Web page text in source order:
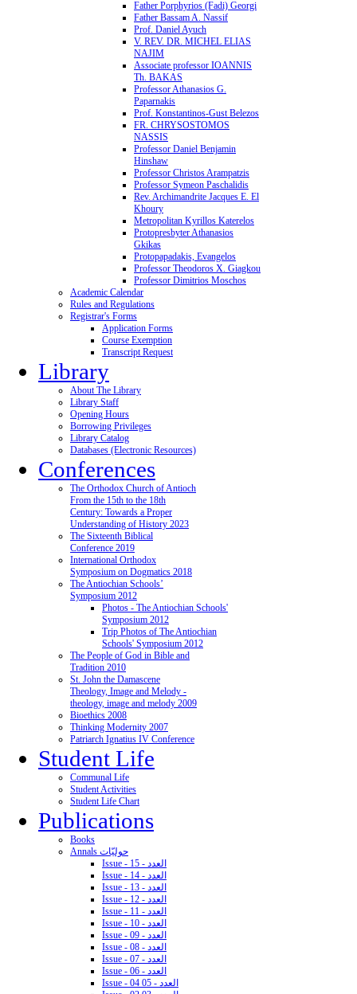
Father Porphyrios (Fadi) Georgi
Father Bassam A. Nassif
Prof. Daniel Ayuch
V. REV. DR. MICHEL ELIAS
NAJIM
Associate professor IOANNIS
Th. BAKAS
Professor Athanasios G.
Paparnakis
Prof. Konstantinos-Gust Belezos
FR. CHRYSOSTOMOS
NASSIS
Professor Daniel Benjamin
Hinshaw
Professor Christos Arampatzis
Professor Symeon Paschalidis
Rev. Archimandrite Jacques E. El
Khoury
Metropolitan Kyrillos Katerelos
Protopresbyter Athanasios
Gkikas
Protopapadakis, Evangelos
Professor Theodoros X. Giagkou
Professor Dimitrios Moschos
Academic Calendar
Rules and Regulations
Registrar's Forms
Application Forms
Course Exemption
Transcript Request
Library
About The Library
Library Staff
Opening Hours
Borrowing Privileges
Library Catalog
Databases (Electronic Resources)
Conferences
The Orthodox Church of Antioch
From the 15th to the 18th
Century: Towards a Proper
Understanding of History 2023
The Sixteenth Biblical
Conference 2019
International Orthodox
Symposium on Dogmatics 2018
The Antiochian Schools’
Symposium 2012
Photos - The Antiochian Schools'
Symposium 2012
Trip Photos of The Antiochian
Schools' Symposium 2012
The People of God in Bible and
Tradition 2010
St. John the Damascene
Theology, Image and Melody -
theology, image and melody 2009
Bioethics 2008
Thinking Modernity 2007
Patriarch Ignatius IV Conference
Student Life
Communal Life
Student Activities
Student Life Chart
Publications
Books
Annals حوليّات
Issue - 15 - العدد
Issue - 14 - العدد
Issue - 13 - العدد
Issue - 12 - العدد
Issue - 11 - العدد
Issue - 10 - العدد
Issue - 09 - العدد
Issue - 08 - العدد
Issue - 07 - العدد
Issue - 06 - العدد
Issue - 04 05 - العدد